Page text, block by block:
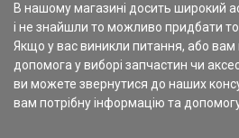
В нашому магазині досить широкий
і не знайшли то можливо придбати
Якщо у вас виникли питання, або вам
допомога у виборі запчастин чи
ви можете звернутися до наших
вам потрібну інформацію та